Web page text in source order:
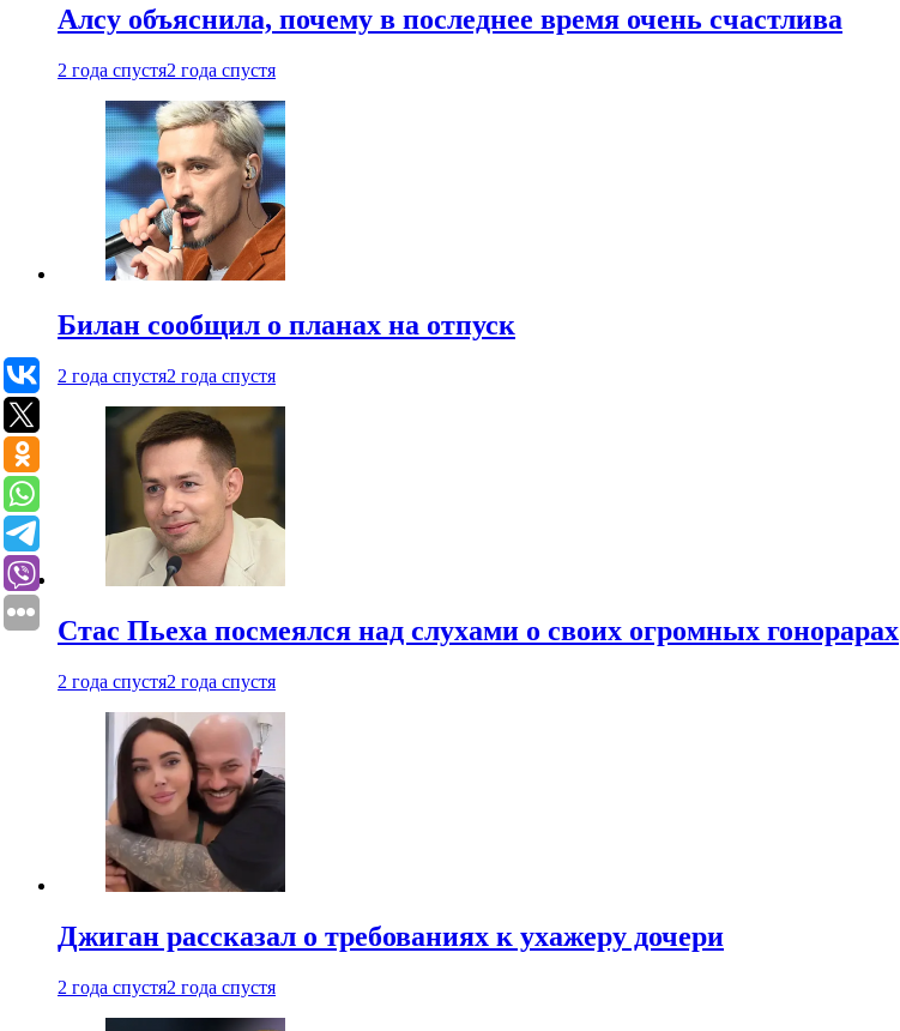
Алсу объяснила, почему в последнее время очень счастлива
2 года спустя2 года спустя
Билан сообщил о планах на отпуск
2 года спустя2 года спустя
Стас Пьеха посмеялся над слухами о своих огромных гонорарах
2 года спустя2 года спустя
Джиган рассказал о требованиях к ухажеру дочери
2 года спустя2 года спустя